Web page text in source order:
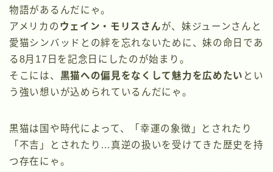
物語があるんだにゃ。
アメリカの ウェイン・モリスさんが、妹ジューンさんと
愛猫シンバッドとの絆を忘れないために、妹の命日であ
る8月17日を記念日にしたのが始まり。
そこには、 黒猫への偏見をなくして魅力を広めたい とい
う強い想いが込められているんだにゃ。
黒猫は国や時代によって、「幸運の象徴」とされたり
「不吉」とされたり…真逆の扱いを受けてきた歴史を持
つ存在にゃ。